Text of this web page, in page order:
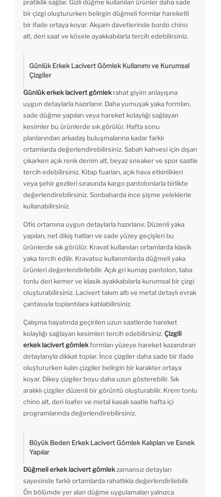
pratiklik sağlar. Gizli düğme kullanılan ürünler daha sade
bir çizgi oluştururken belirgin düğmeli formlar hareketli
bir ifade ortaya koyar. Akşam davetlerinde bordo chino
alt, deri saat ve kösele ayakkabılarla tercih edebilirsiniz.
Günlük Erkek Lacivert Gömlek Kullanımı ve Kurumsal
Çizgiler
Günlük erkek lacivert gömlekrahat giyim anlayışına
uygun detaylarla hazırlanır. Daha yumuşak yaka formları,
sade düğme yapıları veya hareket kolaylığı sağlayan
kesimler bu ürünlerde sık görülür. Hafta sonu
planlarından arkadaş buluşmalarına kadar farklı
ortamlarda değerlendirebilirsiniz. Sabah kahvesi için dışarı
çıkarken açık renk denim alt, beyaz sneaker ve spor saatle
tercih edebilirsiniz. Kitap fuarları, açık hava etkinlikleri
veya şehir gezileri sırasında kargo pantolonlarla birlikte
değerlendirebilirsiniz. Sonbaharda ince şişme yeleklerle
kullanabilirsiniz.
Ofis ortamına uygun detaylarla hazırlanır. Düzenli yaka
yapıları, net dikiş hatları ve sade yüzey geçişleri bu
ürünlerde sık görülür. Kravat kullanılan ortamlarda klasik
yaka tercih edilir. Kravatsız kullanımlarda düğmeli yaka
ürünleri değerlendirilebilir. Açık gri kumaş pantolon, taba
tonlu deri kemer ve klasik ayakkabılarla kurumsal bir çizgi
oluşturabilirsiniz. Lacivert takım altı ve metal detaylı evrak
çantasıyla toplantılara katılabilirsiniz.
Çalışma hayatında geçirilen uzun saatlerde hareket
kolaylığı sağlayan kesimleri tercih edebilirsiniz. Çizgili
erkek lacivert gömlekformları yüzeye hareket kazandıran
detaylarıyla dikkat toplar. İnce çizgiler daha sade bir ifade
oluştururken kalın çizgiler belirgin bir karakter ortaya
koyar. Dikey çizgiler boyu daha uzun gösterebilir. Sık
aralıklı çizgiler düzenli bir görüntü oluşturabilir. Krem tonlu
chino alt, deri loafer ve metal kasalı saatle hafta içi
programlarında değerlendirebilirsiniz.
Büyük Beden Erkek Lacivert Gömlek Kalıpları ve Esnek
Yapılar
Düğmeli erkek lacivert gömlekzamansız detayları
sayesinde farklı ortamlarda rahatlıkla değerlendirilebilir.
Ön bölümde yer alan düğme uygulamaları yalnızca